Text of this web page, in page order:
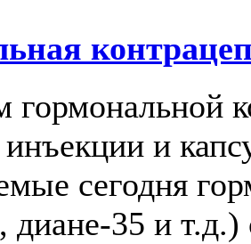
гормональной
инъекции и
сегодня
диане-35 и т.д.)